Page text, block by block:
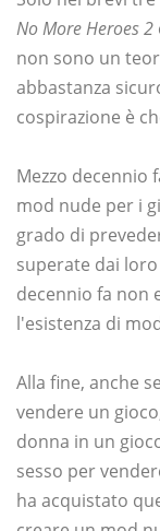
No More Heroes 2
non sono un
abbastanza
cospirazione è
Mezzo decennio
mod nude per i
grado di
superate dai
decennio fa non
l'esistenza di
Alla fine, anche
vendere un
donna in un
sesso per
ha acquistato